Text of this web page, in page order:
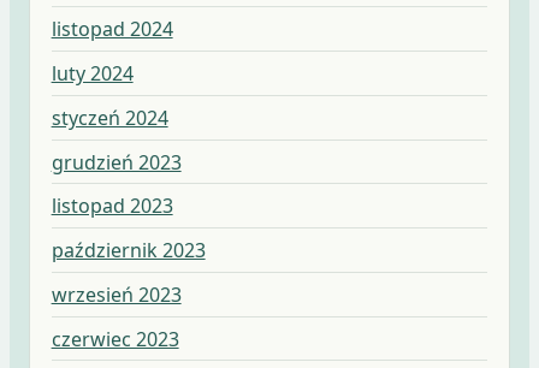
listopad 2024
luty 2024
styczeń 2024
grudzień 2023
listopad 2023
październik 2023
wrzesień 2023
czerwiec 2023